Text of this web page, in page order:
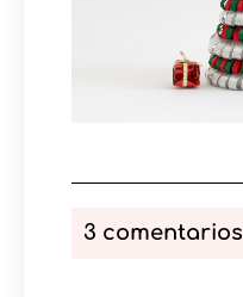
3 comentarios